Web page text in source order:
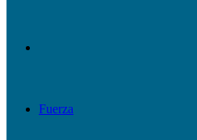
Fuerza